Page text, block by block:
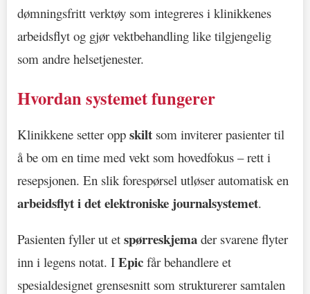
dømningsfritt verktøy som integreres i klinikkenes
arbeidsflyt og gjør vektbehandling like tilgjengelig
som andre helsetjenester.
Hvordan systemet fungerer
Klinikkene setter opp skilt som inviterer pasienter til
å be om en time med vekt som hovedfokus – rett i
resepsjonen. En slik forespørsel utløser automatisk en
arbeidsflyt i det elektroniske journalsystemet.
Pasienten fyller ut et spørreskjema der svarene flyter
inn i legens notat. I Epic får behandlere et
spesialdesignet grensesnitt som strukturerer samtalen